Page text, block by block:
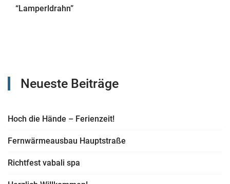
“Lamperldrahn”
Neueste Beiträge
Hoch die Hände – Ferienzeit!
Fernwärmeausbau Hauptstraße
Richtfest vabali spa